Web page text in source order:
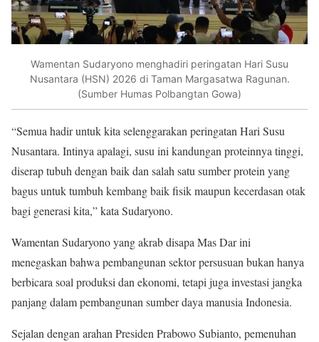
Wamentan Sudaryono menghadiri peringatan Hari Susu
Nusantara (HSN) 2026 di Taman Margasatwa Ragunan.
(Sumber Humas Polbangtan Gowa)
“Semua hadir untuk kita selenggarakan peringatan Hari Susu
Nusantara. Intinya apalagi, susu ini kandungan proteinnya tinggi,
diserap tubuh dengan baik dan salah satu sumber protein yang
bagus untuk tumbuh kembang baik fisik maupun kecerdasan otak
bagi generasi kita,” kata Sudaryono.
Wamentan Sudaryono yang akrab disapa Mas Dar ini
menegaskan bahwa pembangunan sektor persusuan bukan hanya
berbicara soal produksi dan ekonomi, tetapi juga investasi jangka
panjang dalam pembangunan sumber daya manusia Indonesia.
Sejalan dengan arahan Presiden Prabowo Subianto, pemenuhan